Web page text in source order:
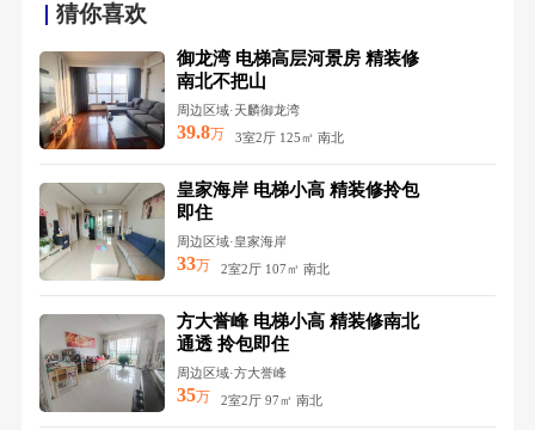
猜你喜欢
御龙湾 电梯高层河景房 精装修
南北不把山
周边区域·天麟御龙湾
39.8万 3室2厅 125㎡ 南北
皇家海岸 电梯小高 精装修拎包
即住
周边区域·皇家海岸
33万 2室2厅 107㎡ 南北
方大誉峰 电梯小高 精装修南北
通透 拎包即住
周边区域·方大誉峰
35万 2室2厅 97㎡ 南北